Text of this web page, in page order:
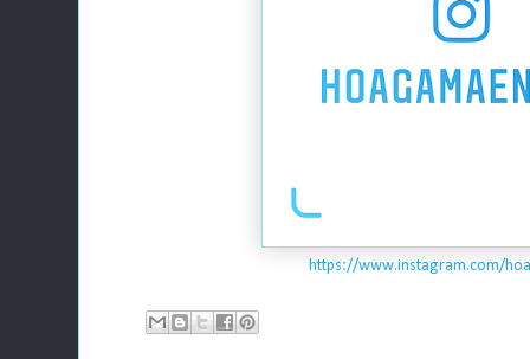
https://www.instagram.com/